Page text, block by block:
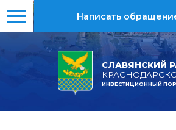
СЛАВЯНСКИЙ
ИНВЕСТИЦИОННЫЙ
Написать